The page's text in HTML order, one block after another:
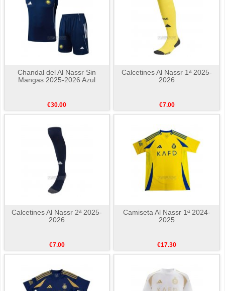
Chandal del Al Nassr Sin
Mangas 2025-2026 Azul
€30.00
Calcetines Al Nassr 1ª 2025-
2026
€7.00
Calcetines Al Nassr 2ª 2025-
2026
€7.00
Camiseta Al Nassr 1ª 2024-
2025
€17.30